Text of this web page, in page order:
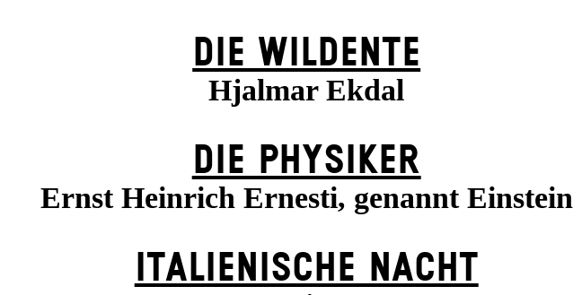
DIE WILDENTE
Hjalmar Ekdal
DIE PHYSIKER
Ernst Heinrich Ernesti, genannt Einstein
ITALIENISCHE NACHT